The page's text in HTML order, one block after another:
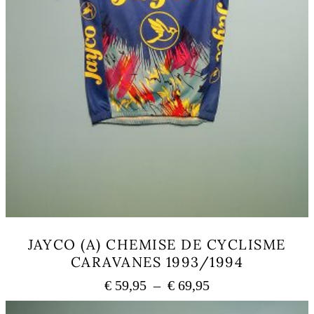
JAYCO (A) CHEMISE DE CYCLISME
CARAVANES 1993/1994
€ 59,95 – € 69,95Plage
de